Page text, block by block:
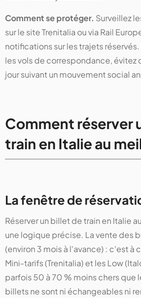
Comment se protéger. Surveillez
sur le site Trenitalia ou via Rail
notifications sur les trajets
les vols de correspondance, évitez
jour suivant un mouvement social
Comment réserver
train en Italie au
La fenêtre de
Réserver un billet de train en Italie
une logique précise. La vente des
(environ 3 mois à l'avance) : c'est à
Mini-tarifs (Trenitalia) et les Low
parfois 50 à 70 % moins chers que
billets ne sont ni échangeables ni